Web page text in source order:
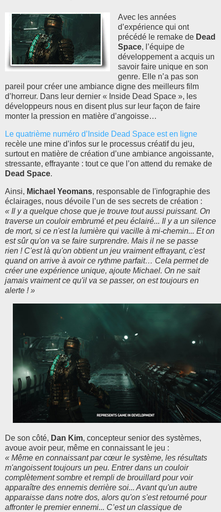
Avec les années
d’expérience qui ont
précédé le remake de Dead
Space, l’équipe de
développement a acquis un
savoir faire unique en son
genre. Elle n’a pas son
pareil pour créer une ambiance digne des meilleurs film
d’horreur. Dans leur dernier « Inside Dead Space », les
développeurs nous en disent plus sur leur façon de faire
monter la pression en matière d’angoisse…
Le quatrième numéro d’Inside Dead Space est en ligne
recèle une mine d’infos sur le processus créatif du jeu,
surtout en matière de création d’une ambiance angoissante,
stressante, effrayante : tout ce que l’on attend du remake de
Dead Space.
Ainsi, Michael Yeomans, responsable de l'infographie des
éclairages, nous dévoile l’un de ses secrets de création :
« Il y a quelque chose que je trouve tout aussi puissant. On
traverse un couloir embrumé et peu éclairé... Il y a un silence
de mort, si ce n'est la lumière qui vacille à mi-chemin... Et on
est sûr qu'on va se faire surprendre. Mais il ne se passe
rien ! C'est là qu'on obtient un jeu vraiment effrayant, c'est
quand on arrive à avoir ce rythme parfait… Cela permet de
créer une expérience unique, ajoute Michael. On ne sait
jamais vraiment ce qu'il va se passer, on est toujours en
alerte ! »
De son côté, Dan Kim, concepteur senior des systèmes,
avoue avoir peur, même en connaissant le jeu :
« Même en connaissant par cœur le système, les résultats
m'angoissent toujours un peu. Entrer dans un couloir
complètement sombre et rempli de brouillard pour voir
apparaître des ennemis derrière soi... Avant qu'un autre
apparaisse dans notre dos, alors qu'on s'est retourné pour
affronter le premier ennemi... C’est un classique de